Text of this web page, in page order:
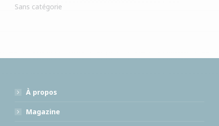
Sans catégorie
À propos
Magazine